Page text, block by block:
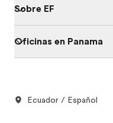
Sobre EF
Oficinas en Panama
Ecuador / Español